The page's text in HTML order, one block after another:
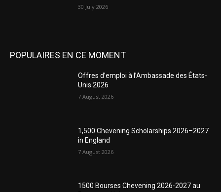
30 July 2026
POPULAIRES EN CE MOMENT
Offres d’emploi à l’Ambassade des États-
Unis 2026
7 August 2026
1,500 Chevening Scholarships 2026–2027
in England
7 August 2026
1500 Bourses Chevening 2026-2027 au